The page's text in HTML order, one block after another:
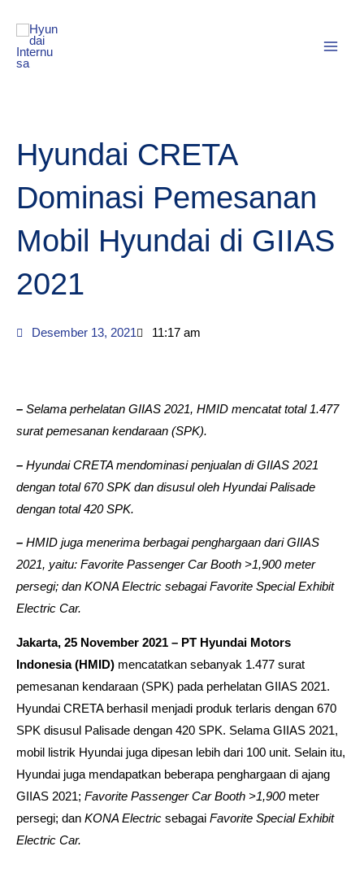
konten
Hyundai CRETA
Dominasi Pemesanan
Mobil Hyundai di GIIAS
2021
Desember 13, 2021 11:17 am
– Selama perhelatan GIIAS 2021, HMID mencatat total 1.477
surat pemesanan kendaraan (SPK).
– Hyundai CRETA mendominasi penjualan di GIIAS 2021
dengan total 670 SPK dan disusul oleh Hyundai Palisade
dengan total 420 SPK.
– HMID juga menerima berbagai penghargaan dari GIIAS
2021, yaitu: Favorite Passenger Car Booth >1,900 meter
persegi; dan KONA Electric sebagai Favorite Special Exhibit
Electric Car.
Jakarta, 25 November 2021 – PT Hyundai Motors
Indonesia (HMID) mencatatkan sebanyak 1.477 surat
pemesanan kendaraan (SPK) pada perhelatan GIIAS 2021.
Hyundai CRETA berhasil menjadi produk terlaris dengan 670
SPK disusul Palisade dengan 420 SPK. Selama GIIAS 2021,
mobil listrik Hyundai juga dipesan lebih dari 100 unit. Selain itu,
Hyundai juga mendapatkan beberapa penghargaan di ajang
GIIAS 2021; Favorite Passenger Car Booth >1,900 meter
persegi; dan KONA Electric sebagai Favorite Special Exhibit
Electric Car.